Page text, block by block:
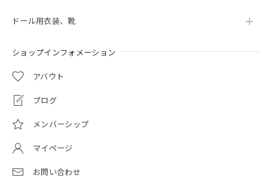
ドール用衣装、靴
ショップインフォメーション
アバウト
ブログ
メンバーシップ
マイページ
お問い合わせ